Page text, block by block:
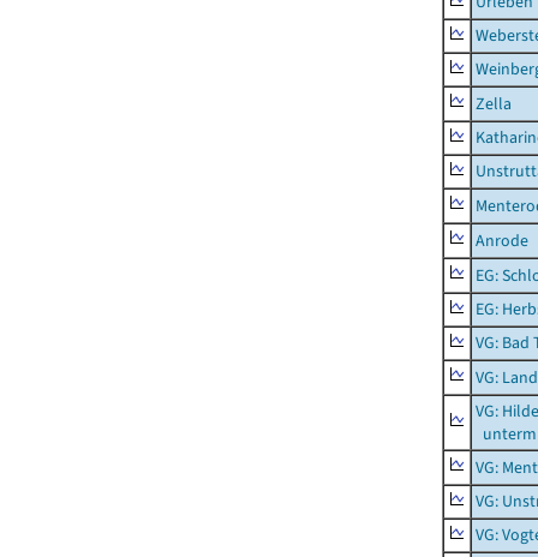
Zella
Anrode
EG:
EG:
VG: Bad
VG:
VG:
VG:
VG:
VG: